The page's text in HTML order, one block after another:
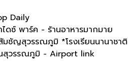
Daily
ดซ์ พาร์ค - ร้านอาหารมากมาย
ชัญสุวรรณภูมิ *โรงเรียนนานาชาติ
สุวรรณภูมิ - Airport link